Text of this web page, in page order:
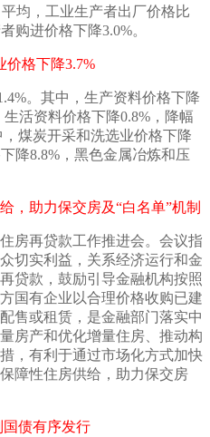
均，工业生产者出厂价格比
购进价格下降3.0%。
价格下降3.7%
。其中，生产资料价格下降
活资料价格下降0.8%，降幅
煤炭开采和洗选业价格下降
降8.8%，黑色金属冶炼和压
，助力保交房及“白名单”机制
房再贷款工作推进会。会议指
切实利益，关系经济运行和金
贷款，鼓励引导金融机构按照
国有企业以合理价格收购已建
售或租赁，是金融部门落实中
房产和优化增量住房、推动构
，有利于通过市场化方式加快
障性住房供给，助力保交房
国债有序发行